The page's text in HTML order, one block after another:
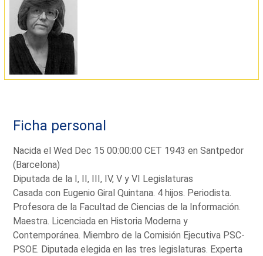
Ficha personal
Nacida el Wed Dec 15 00:00:00 CET 1943 en Santpedor
(Barcelona)
Diputada de la I, II, III, IV, V y VI Legislaturas
Casada con Eugenio Giral Quintana. 4 hijos. Periodista.
Profesora de la Facultad de Ciencias de la Información.
Maestra. Licenciada en Historia Moderna y
Contemporánea. Miembro de la Comisión Ejecutiva PSC-
PSOE. Diputada elegida en las tres legislaturas. Experta